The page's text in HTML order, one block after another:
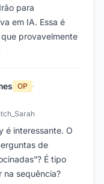
para
em IA. Essa é
provavelmente
OP
·
é interessante. O
de
É tipo
na sequência?